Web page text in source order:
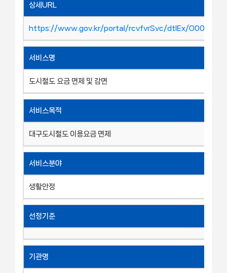
상세URL
https://www.gov.kr/portal/rcvfvrSvc/dtlEx/
서비스명
도시철도 요금 면제 및 감면
서비스목적
대구도시철도 이용요금 면제
서비스분야
생활안정
선정기준
기관명